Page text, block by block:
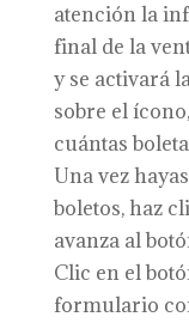
atención la
final de la
y se activará
sobre el
cuántas
Una vez
boletos, haz
avanza al
Clic en el
formulario